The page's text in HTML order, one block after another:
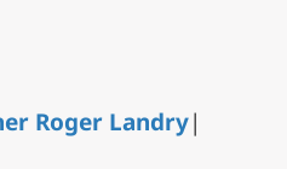
Roger Landry|